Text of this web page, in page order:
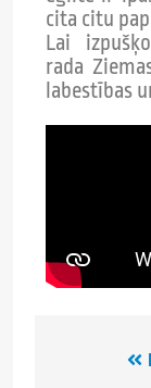
cita citu
Lai
rada
labestības